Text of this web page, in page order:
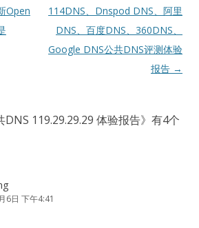
Open
114DNS、Dnspod DNS、阿里
DNS、百度DNS、360DNS、
Google DNS公共DNS评测体验
报告 →
DNS 119.29.29.29 体验报告》有4个
6日 下午4:41